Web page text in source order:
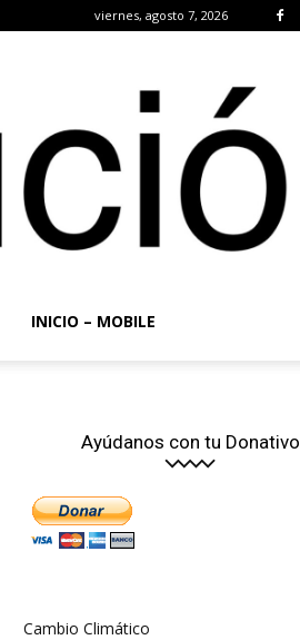
viernes, agosto 7, 2026
INICIO – MOBILE
Ayúdanos con tu Donativo
Cambio Climático